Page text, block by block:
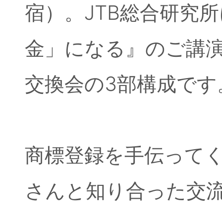
宿）。JTB総合研究
金」になる』のご講
交換会の3部構成です
商標登録を手伝って
さんと知り合った交